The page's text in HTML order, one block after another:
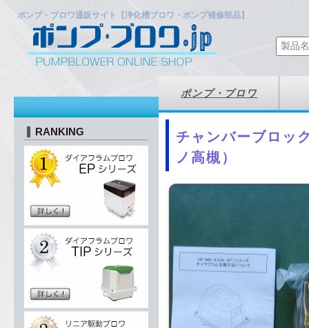
ポンプ・ブロワ通販サイト【浄化槽ブロワ・ポンプ補修部品】
ポンプ・ブロワ
チャンバーブロ
ノ高槻）
RANKING